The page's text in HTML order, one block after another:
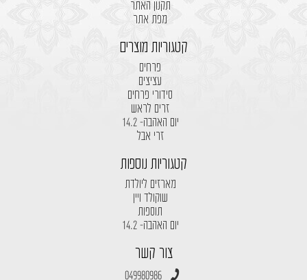
תקנון האתר
מפת אתר
קטגוריות מוצרים
פרחים
עציצים
סידורי פרחים
זרים לראש
יום האהבה- 14.2
זרי אבל
קטגוריות נוספות
מארזים ליולדת
שוקולד ויין
תוספות
יום האהבה- 14.2
צור קשר
049980986